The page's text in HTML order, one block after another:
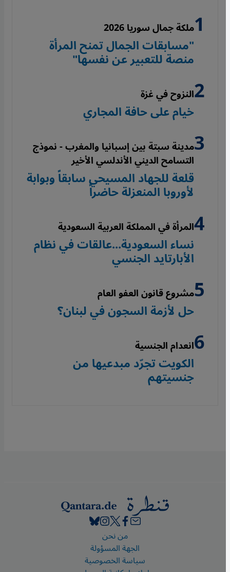
ملكة جمال سوريا 2026
"مسابقات الجمال تمنح المرأة
منصة للتعبير عن نفسها"
النزوح في غزة
خيام على حافة المجاري
مدينة سبتة بين إسبانيا والمغرب - نموذج
التسامح الديني الأندلسي الأخير
قلعة للجهاد المسيحي سابقاً وبوابة
لأوروبا المنعزلة حاضراً
المرأة في المملكة العربية السعودية
نساء السعودية...عالقات في نظام
الأبارتايد الجنسي
مشروع قانون العفو العام
حل لأزمة السجون في لبنان؟
انعدام الجنسية
الكويت تجرّد مبدعيها من
جنسيتهم
Footer
من نحن
الجهة المسؤولة
سياسة الخصوصية